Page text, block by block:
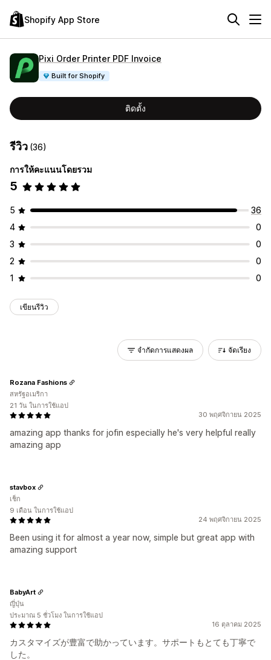
Shopify App Store
Pixi Order Printer PDF Invoice
Built for Shopify
ติดตั้ง
รีวิว (36)
การให้คะแนนโดยรวม
5
5
36
4
0
3
0
2
0
1
0
เขียนรีวิว
จำกัดการแสดงผล จัดเรียง
30 พฤศจิกายน 2025
amazing app thanks for jofin especially he's very helpful really
amazing app
Rozana Fashions
สหรัฐอเมริกา
21 วัน ในการใช้แอป
24 พฤศจิกายน 2025
Been using it for almost a year now, simple but great app with
amazing support
stavbox
เช็ก
9 เดือน ในการใช้แอป
16 ตุลาคม 2025
カスタマイズが豊富で助かっています。サポートもとても丁寧で
した。
BabyArt
ญี่ปุ่น
ประมาณ 5 ชั่วโมง ในการใช้แอป